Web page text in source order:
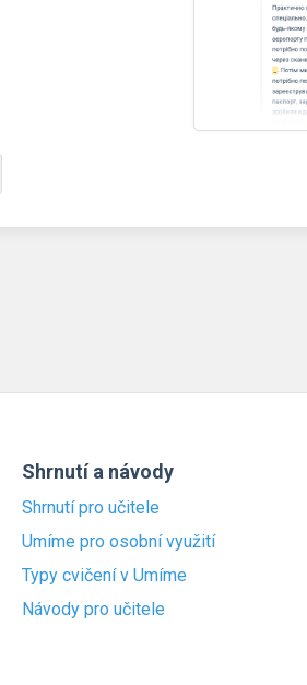
Shrnutí a návody
Shrnutí pro učitele
Umíme pro osobní využití
Typy cvičení v Umíme
Návody pro učitele